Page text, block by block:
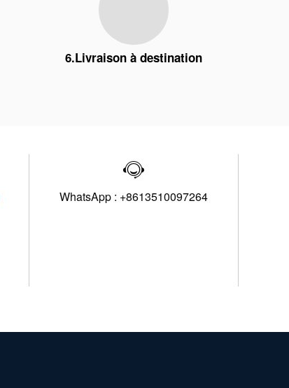
6.Livraison à destination

WhatsApp : +8613510097264